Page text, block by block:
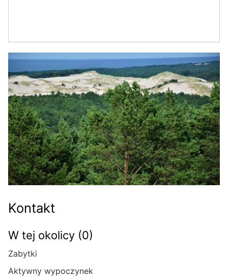
Kontakt
W tej okolicy (0)
Zabytki
Aktywny wypoczynek